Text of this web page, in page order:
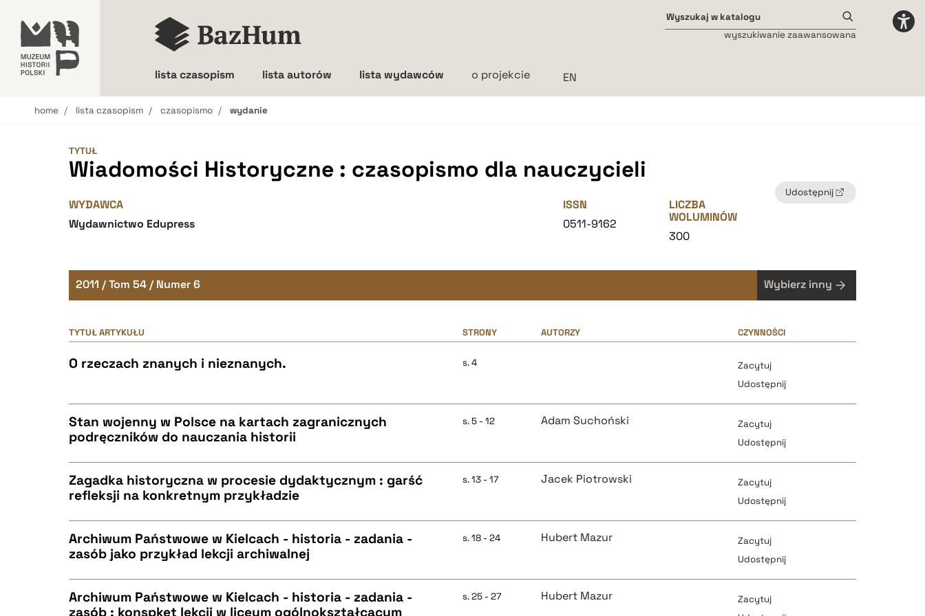
lista czasopism lista autorów lista wydawców o projekcie
wyszukiwanie zaawansowana
home lista czasopism czasopismo wydanie
TYTUŁ
Wiadomości Historyczne : czasopismo dla nauczycieli
Udostępnij
WYDAWCA
Wydawnictwo Edupress
ISSN
0511-9162
LICZBA
WOLUMINÓW
300
2011 / Tom 54 / Numer 6 Wybierz inny
TYTUŁ ARTYKUŁU STRONY AUTORZY CZYNNOŚCI
O rzeczach znanych i nieznanych. s. 4
Zacytuj
Udostępnij
pobierz cytat
BIBTEX
pobierz cytat
Stan wojenny w Polsce na kartach zagranicznych
podręczników do nauczania historii
s. 5 - 12 Adam Suchoński
Zacytuj
Udostępnij
pobierz cytat
BIBTEX
Zagadka historyczna w procesie dydaktycznym : garść
refleksji na konkretnym przykładzie
s. 13 - 17 Jacek Piotrowski
Zacytuj
Udostępnij
pobierz cytat
Archiwum Państwowe w Kielcach - historia - zadania -
zasób jako przykład lekcji archiwalnej
s. 18 - 24 Hubert Mazur
Zacytuj
Udostępnij
Archiwum Państwowe w Kielcach - historia - zadania -
zasób : konspket lekcji w liceum ogólnokształcącym
s. 25 - 27 Hubert Mazur
Zacytuj